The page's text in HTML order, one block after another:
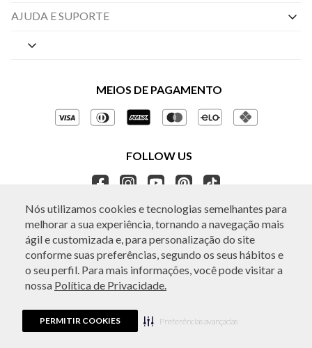
Nós utilizamos cookies e tecnologias semelhantes para
melhorar a sua experiência, tornando a navegação mais
ágil e customizada e, para personalização do site
conforme suas preferências, segundo os seus hábitos e
o seu perfil. Para mais informações, você pode visitar a
nossa Política de Privacidade.
PERMITIR COOKIES Preferências avançadas
Nossas Lojas
Políticas de Privacidade
Gestão de Privacidade
Ética e Sustentabilidade
Seja um Revendedor
APP BO.BÔ
AJUDA E SUPORTE
Central de Preferências
Perguntas frequentes
Regulamentos e Promoções
MEIOS DE PAGAMENTO
FOLLOW US
© Copyright 2026 - Todos os direitos reservados. A BO.BÔ reserva-se no
disponibilidade de estoque a qualquer momento.
Em caso de dúvidas:0800 440 2222.
Horário de Atendimento:das 8h às 20h de segunda a sábado, exceto